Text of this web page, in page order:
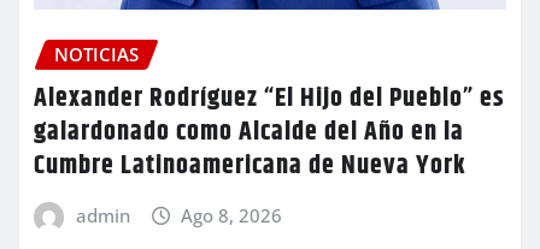
NOTICIAS
Alexander Rodríguez “El Hijo del Pueblo” es
galardonado como Alcalde del Año en la
Cumbre Latinoamericana de Nueva York
admin Ago 8, 2026